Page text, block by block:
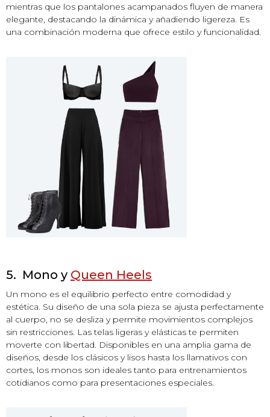
mientras que los pantalones acampanados fluyen de manera
elegante, destacando la dinámica y añadiendo ligereza. Es
una combinación moderna que ofrece estilo y funcionalidad.
5. Mono y Queen Heels
Un mono es el equilibrio perfecto entre comodidad y
estética. Su diseño de una sola pieza se ajusta perfectamente
al cuerpo, no se desliza y permite movimientos complejos
sin restricciones. Las telas ligeras y elásticas te permiten
moverte con libertad. Disponibles en una amplia gama de
diseños, desde los clásicos y lisos hasta los llamativos con
cortes, los monos son ideales tanto para entrenamientos
cotidianos como para presentaciones especiales.